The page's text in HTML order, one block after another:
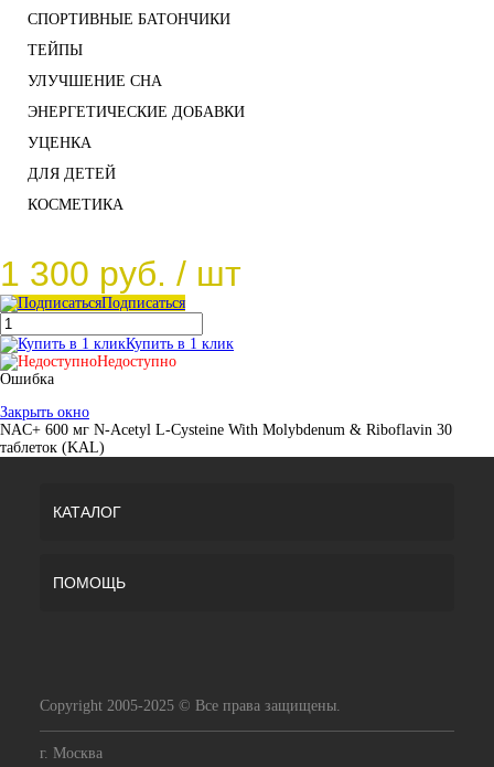
СПОРТИВНЫЕ БАТОНЧИКИ
ТЕЙПЫ
УЛУЧШЕНИЕ СНА
ЭНЕРГЕТИЧЕСКИЕ ДОБАВКИ
УЦЕНКА
ДЛЯ ДЕТЕЙ
КОСМЕТИКА
1 300 руб. / шт
Подписаться
Купить в 1 клик
Недоступно
Ошибка
Закрыть окно
NAC+ 600 мг N-Acetyl L-Cysteine With Molybdenum & Riboflavin 30
таблеток (KAL)
КАТАЛОГ
ПОМОЩЬ
Copyright 2005-2025 © Все права защищены.
г. Москва